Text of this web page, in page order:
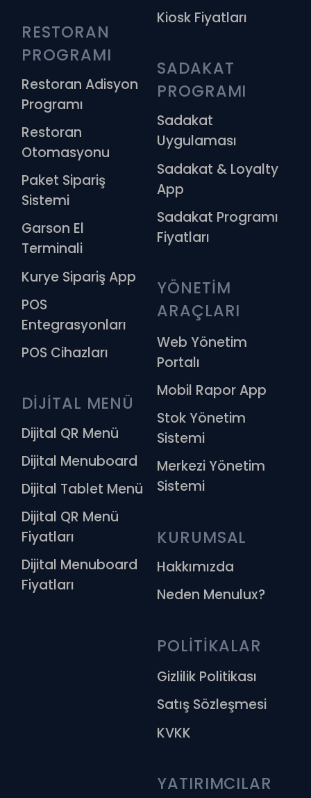
RESTORAN
PROGRAMI
Restoran Adisyon
Programı
Restoran
Otomasyonu
Paket Sipariş
Sistemi
Garson El
Terminali
Kurye Sipariş App
POS
Entegrasyonları
POS Cihazları
DİJİTAL MENÜ
Dijital QR Menü
Dijital Menuboard
Dijital Tablet Menü
Dijital QR Menü
Fiyatları
Dijital Menuboard
Fiyatları
Kiosk Fiyatları
SADAKAT
PROGRAMI
Sadakat
Uygulaması
Sadakat & Loyalty
App
Sadakat Programı
Fiyatları
YÖNETİM
ARAÇLARI
Web Yönetim
Portalı
Mobil Rapor App
Stok Yönetim
Sistemi
Merkezi Yönetim
Sistemi
KURUMSAL
Hakkımızda
Neden Menulux?
POLİTİKALAR
Gizlilik Politikası
Satış Sözleşmesi
KVKK
YATIRIMCILAR